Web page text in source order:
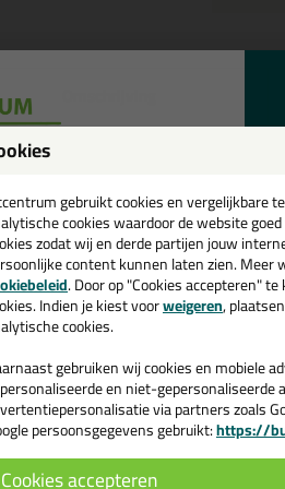
it Silicon 218
de Seal-it Silicon 218 in Sikkens
je meer weten over de toepassing en
gebruikt cookies en vergelijkbare
cookies waardoor de website
zodat wij en derde partijen jouw
content kunnen laten zien. Meer
. Door op "Cookies accepteren"
Indien je kiest voorweigeren,
cookies.
gebruiken wij cookies en mobiele
en niet-
via partners zoals
persoonsgegevens gebruikt:https://
Cookies accepteren
💚
en ontvang een
€35,-bij je eerste bestelling!
de actiecode ›